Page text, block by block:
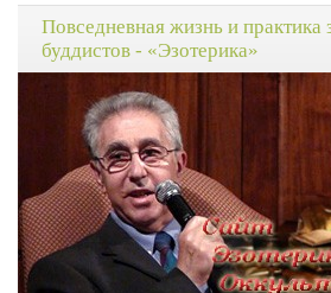
Повседневная жизнь и практика
буддистов - «Эзотерика»